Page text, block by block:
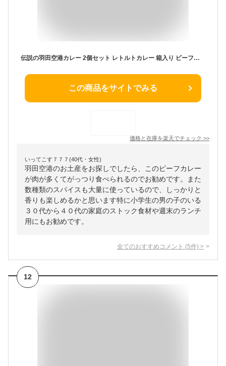
伝説の羽田空港カレー 2個セット レトルトカレー 箱入り ビーフカレー 温めるだけ カレー 常温保存 常備食 羽田空港 ご当地カレー 東京
この商品をサイトでみる
価格と在庫を楽天でチェック >>
いってこす７７７(40代・女性)
羽田空港のお土産をお探しでしたら、このビーフカレー
が肉が多くてがっつり食べられるのでお勧めです。また
数種類のスパイスも大量に使っているので、しっかりと
香りも楽しめるかと思います特に小学生の男の子のいる
３０代から４０代の家庭のストック食材や週末のランチ
用にもお勧めです。
全てのおすすめコメント (5件) >
12